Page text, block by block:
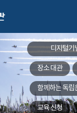
디지털기
장소 대관
함께하는독립
교육 신청